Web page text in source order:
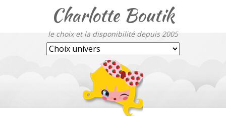
Charlotte Boutik
le choix et la disponibilité depuis 2005